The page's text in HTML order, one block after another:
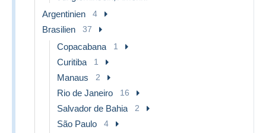
Argentinien 4
Brasilien 37
Copacabana 1
Curitiba 1
Manaus 2
Rio de Janeiro 16
Salvador de Bahia 2
São Paulo 4